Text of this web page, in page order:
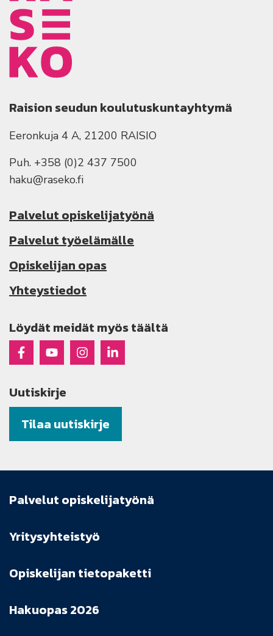
Raision seudun koulutuskuntayhtymä
Eeronkuja 4 A, 21200 RAISIO
Puh. +358 (0)2 437 7500
haku@raseko.fi
Palvelut opiskelijatyönä
Palvelut työelämälle
Opiskelijan opas
Yhteystiedot
Löydät meidät myös täältä
Raseko Facebookissa
Raseko Youtubessa
Raseko Instagramissa
Raseko Linkedinissä
Uutiskirje
Tilaa uutiskirje
Palvelut opiskelijatyönä
Yritysyhteistyö
Opiskelijan tietopaketti
Hakuopas 2026